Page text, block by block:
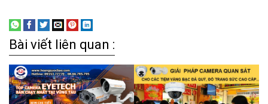
Bài viết liên quan :